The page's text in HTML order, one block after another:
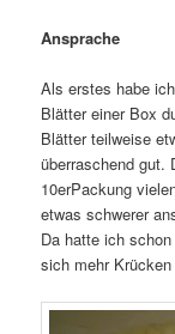
Ansprache
Als erstes habe
Blätter einer Box
Blätter teilweise
überraschend gut.
10erPackung
etwas schwerer
Da hatte ich
sich mehr